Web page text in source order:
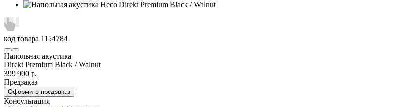
код товара 1154784
Напольная акустика
Direkt Premium Black / Walnut
399 900 р.
Предзаказ
Оформить предзаказ
Консультация